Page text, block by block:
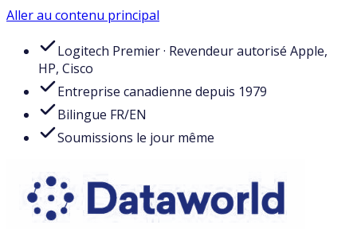
Aller au contenu principal
Logitech Premier · Revendeur autorisé Apple,
HP, Cisco
Entreprise canadienne depuis 1979
Bilingue FR/EN
Soumissions le jour même